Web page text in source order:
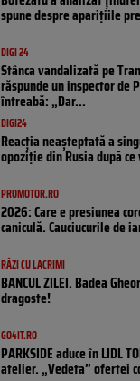
spune despre aparițiile
DIGI 24
Stânca vandalizată pe
răspunde un inspector de
întreabă: „Dar...
DIGI24
Reacția neașteptată a
opoziţie din Rusia după
PROMOTOR.RO
2026: Care e presiunea
caniculă. Cauciucurile de
RÂZI CU LACRIMI
BANCUL ZILEI. Badea
dragoste!
GO4IT.RO
PARKSIDE aduce în LIDL
atelier. „Vedeta” ofertei